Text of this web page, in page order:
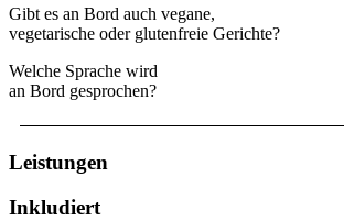
Gibt es an Bord auch vegane,
vegetarische oder glutenfreie Gerichte?
Welche Sprache wird
an Bord gesprochen?
Leistungen
Inkludiert